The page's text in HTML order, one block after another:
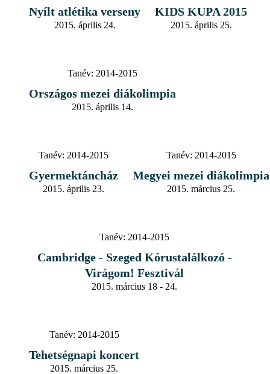
Nyílt atlétika verseny
2015. április 24.
KIDS KUPA 2015
2015. április 25.
Tanév: 2014-2015
Országos mezei diákolimpia
2015. április 14.
Tanév: 2014-2015
Gyermektáncház
2015. április 23.
Tanév: 2014-2015
Megyei mezei diákolimpia
2015. március 25.
Tanév: 2014-2015
Cambridge - Szeged Kórustalálkozó -
Virágom! Fesztivál
2015. március 18 - 24.
Tanév: 2014-2015
Tehetségnapi koncert
2015. március 25.